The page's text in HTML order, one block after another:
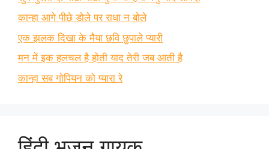
कान्हा आगे पीछे डोले पर राधा न बोले
एक झलक दिखा के मैया छवि छुपाले प्यारी
मन में इक हलचल है होती याद तेरी जब आती है
कान्हा सब गोपियन को प्यारा रे